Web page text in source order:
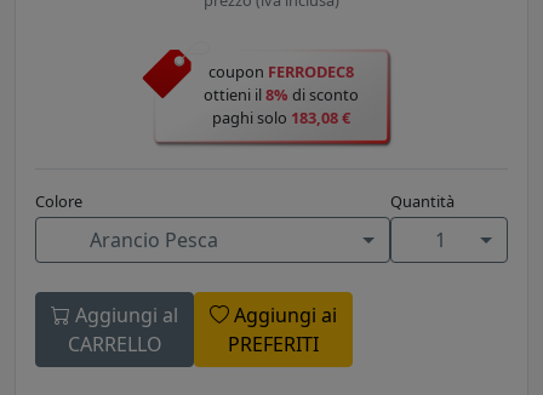
coupon FERRODEC8
ottieni il8% di sconto
paghi solo 183,08 €
Colore
Arancio Pesca
Quantità
1
Aggiungi al
CARRELLO
Aggiungi ai
PREFERITI